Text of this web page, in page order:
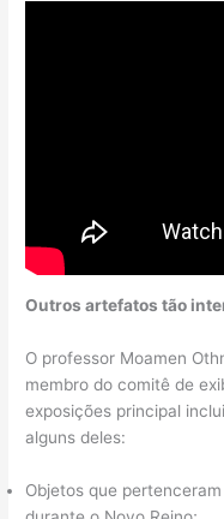
Outros artefatos tão
O professor Moamen
membro do comitê de
exposições principal
alguns deles:
Objetos que